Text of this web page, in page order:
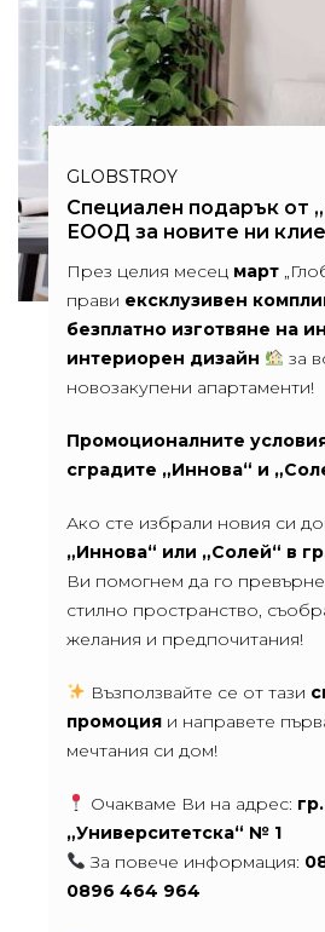
GLOBSTROY
Специален подарък от
ЕООД за новите ни
През целия месец март
прави ексклузивен
безплатно изготвяне на
интериорен дизайн
за
новозакупени апартаменти!
Промоционалните
сградите „Иннова“ и
Ако сте избрали новия си
„Иннова“ или „Солей“ в
Ви помогнем да го
стилно пространство,
желания и предпочитания!
Възползвайте се от тази
промоция и направете
мечтания си дом!
Очакваме Ви на адрес:
„Университетска“ № 1
За повече информация:
0896 464 964